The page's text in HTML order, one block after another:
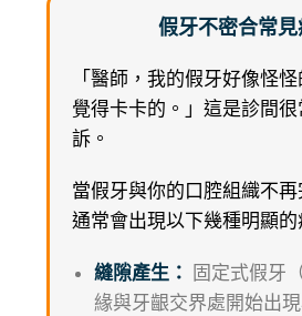
假牙不密合常
「醫師，我的假牙好像怪
覺得卡卡的。」這是診間
訴。
當假牙與你的口腔組織不再
通常會出現以下幾種明顯的
縫隙產生：
固定式假牙
緣與牙齦交界處開始出